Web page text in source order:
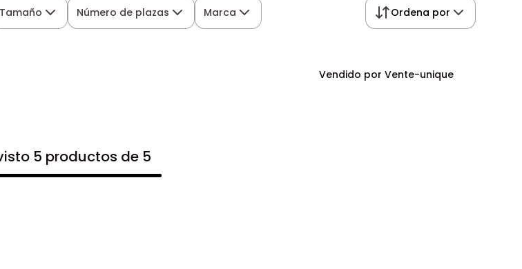
Tamaño Número de plazas Marca Ordena por
Vendido por Vente-unique
5 productos de 5